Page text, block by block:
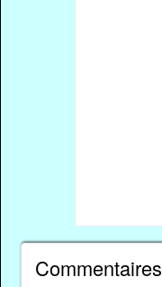
Commentaires